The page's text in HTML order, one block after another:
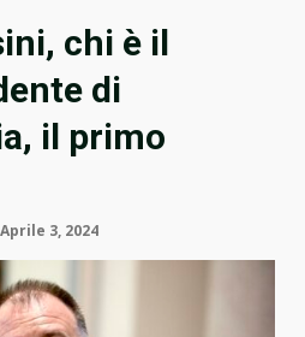
chi è il
di
il primo
Aprile 3, 2024